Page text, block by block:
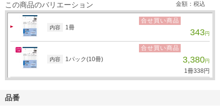
この商品のバリエーション 金額：税込
内容 1冊
合せ買い商品
343円
内容 1パック(10冊)
合せ買い商品
3,380円
1冊338 円
品番